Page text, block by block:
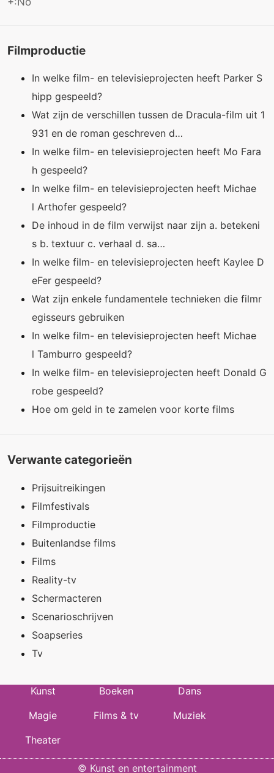
Filmproductie
In welke film- en televisieprojecten heeft Parker S
hipp gespeeld?
Wat zijn de verschillen tussen de Dracula-film uit 1
931 en de roman geschreven d…
In welke film- en televisieprojecten heeft Mo Fara
h gespeeld?
In welke film- en televisieprojecten heeft Michae
l Arthofer gespeeld?
De inhoud in de film verwijst naar zijn a. betekeni
s b. textuur c. verhaal d. sa…
In welke film- en televisieprojecten heeft Kaylee D
eFer gespeeld?
Wat zijn enkele fundamentele technieken die filmr
egisseurs gebruiken
In welke film- en televisieprojecten heeft Michae
l Tamburro gespeeld?
In welke film- en televisieprojecten heeft Donald G
robe gespeeld?
Hoe om geld in te zamelen voor korte films
Verwante categorieën
Prijsuitreikingen
Filmfestivals
Filmproductie
Buitenlandse films
Films
Reality-tv
Schermacteren
Scenarioschrijven
Soapseries
Tv
Kunst Boeken
Dans
Magie
Films & tv
Muziek
Theater
© Kunst en entertainment